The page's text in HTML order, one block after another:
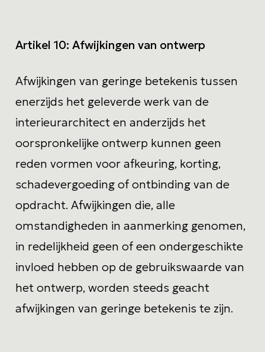
Artikel 10:Afwijkingen van ontwerp
Afwijkingen van geringe betekenis tussen
enerzijds het geleverde werk van de
interieurarchitect en anderzijds het
oorspronkelijke ontwerp kunnen geen
reden vormen voor afkeuring, korting,
schadevergoeding of ontbinding van de
opdracht. Afwijkingen die, alle
omstandigheden in aanmerking genomen,
in redelijkheid geen of een ondergeschikte
invloed hebben op de gebruikswaarde van
het ontwerp, worden steeds geacht
afwijkingen van geringe betekenis te zijn.